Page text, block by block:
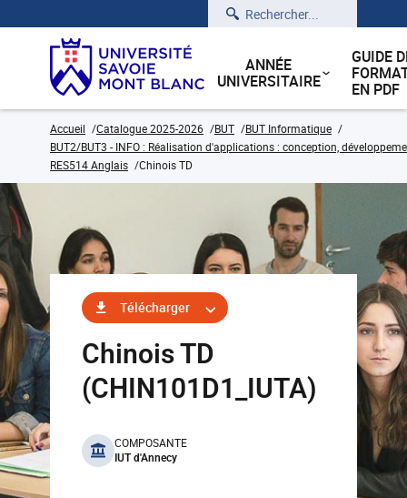
Rechercher
ANNÉE
UNIVERSITAIRE
GUIDE
EN PDF
Accueil Catalogue 2025-2026 BUT
BUT Informatique
BUT2/BUT3 - INFO : Réalisation d'applications : conception,
RES514 Anglais
Chinois TD
Télécharger
Chinois TD
(CHIN101D1_IUTA)
benefits
COMPOSANTE
IUT d'Annecy